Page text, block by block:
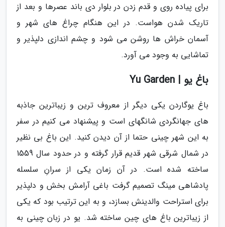
برای پیاده روی و قدم زدن در بلوار دی باند عصرها و بعد از
تاریک شدن هواست. در این هنگام چراغ های شهر و
آسمان خراش ها روشن می شود و چشم اندازی دلپذیر و
تماشایی به وجود می آورد.
باغ یو | Yu Garden
باغ یوگاردن یکی دیگر از معروف ترین و زیباترین جاذبه
های جهانگردی شانگهای است و پیشنهاد می کنیم در سفر
به این شهر چینی حتما از آن دیدن کنید. این باغ بی نظیر
در شمال شرقی شهر قدیم قرار گرفته و در حدود سال 1559
ساخته شده است. در آن زمان یکی از سرانِ سلسله
پادشاهی مینگ تصمیم گرفت باغی آرامش بخش و دلپذیر
برای استراحت والدینش بسازد، و به این ترتیب بود که یکی
از زیباترین باغ های چین ساخته شد. یو در زبان چینی به